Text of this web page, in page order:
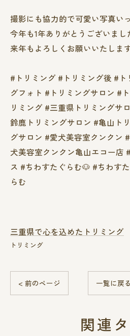
撮影にも協力的で可愛い写真い
今年も1年ありがとうございまし
来年もよろしくお願いいたしま
#トリミング #トリミング後 #
グフォト #トリミングサロン #
リミング #三重県トリミングサ
鈴鹿トリミングサロン #亀山ト
グサロン #愛犬美容室クンクン
犬美容室クンクン亀山エコー店
ス #ちわすたぐらむ🐶 #ちわす
らむ
三重県で心を込めたトリミング
トリミング
< 前のページ 一覧に戻る
関連